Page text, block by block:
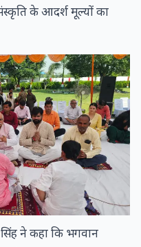
के आदर्श मूल्यों का
सिंह ने कहा कि भगवान